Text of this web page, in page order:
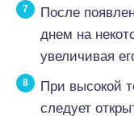
После
днем на
увеличивая
При высокой
следует